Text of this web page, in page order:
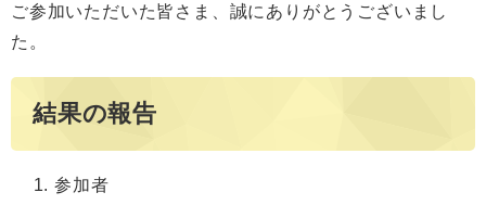
ご参加いただいた皆さま、誠にありがとうございまし
た。
結果の報告
参加者